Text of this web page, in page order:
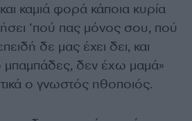
καμιά φορά κάποια κυρία
‘πού πας μόνος σου, πού
δε μας έχει δει, και
μπαμπάδες, δεν έχω μαμά»
ο γνωστός ηθοποιός.